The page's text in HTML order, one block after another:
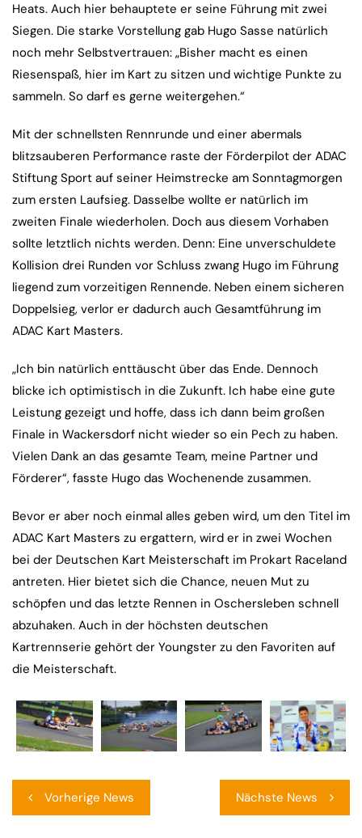
Heats. Auch hier behauptete er seine Führung mit zwei
Siegen. Die starke Vorstellung gab Hugo Sasse natürlich
noch mehr Selbstvertrauen: „Bisher macht es einen
Riesenspaß, hier im Kart zu sitzen und wichtige Punkte zu
sammeln. So darf es gerne weitergehen.“
Mit der schnellsten Rennrunde und einer abermals
blitzsauberen Performance raste der Förderpilot der ADAC
Stiftung Sport auf seiner Heimstrecke am Sonntagmorgen
zum ersten Laufsieg. Dasselbe wollte er natürlich im
zweiten Finale wiederholen. Doch aus diesem Vorhaben
sollte letztlich nichts werden. Denn: Eine unverschuldete
Kollision drei Runden vor Schluss zwang Hugo im Führung
liegend zum vorzeitigen Rennende. Neben einem sicheren
Doppelsieg, verlor er dadurch auch Gesamtführung im
ADAC Kart Masters.
„Ich bin natürlich enttäuscht über das Ende. Dennoch
blicke ich optimistisch in die Zukunft. Ich habe eine gute
Leistung gezeigt und hoffe, dass ich dann beim großen
Finale in Wackersdorf nicht wieder so ein Pech zu haben.
Vielen Dank an das gesamte Team, meine Partner und
Förderer“, fasste Hugo das Wochenende zusammen.
Bevor er aber noch einmal alles geben wird, um den Titel im
ADAC Kart Masters zu ergattern, wird er in zwei Wochen
bei der Deutschen Kart Meisterschaft im Prokart Raceland
antreten. Hier bietet sich die Chance, neuen Mut zu
schöpfen und das letzte Rennen in Oschersleben schnell
abzuhaken. Auch in der höchsten deutschen
Kartrennserie gehört der Youngster zu den Favoriten auf
die Meisterschaft.
Vorherige News Nächste News